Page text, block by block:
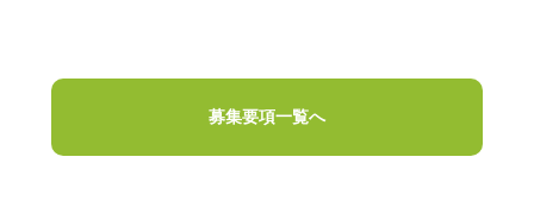
募集要項一覧へ